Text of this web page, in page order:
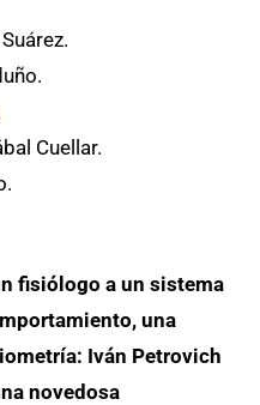
Cuellar.
fisiólogo a un sistema
una
Iván Petrovich
novedosa